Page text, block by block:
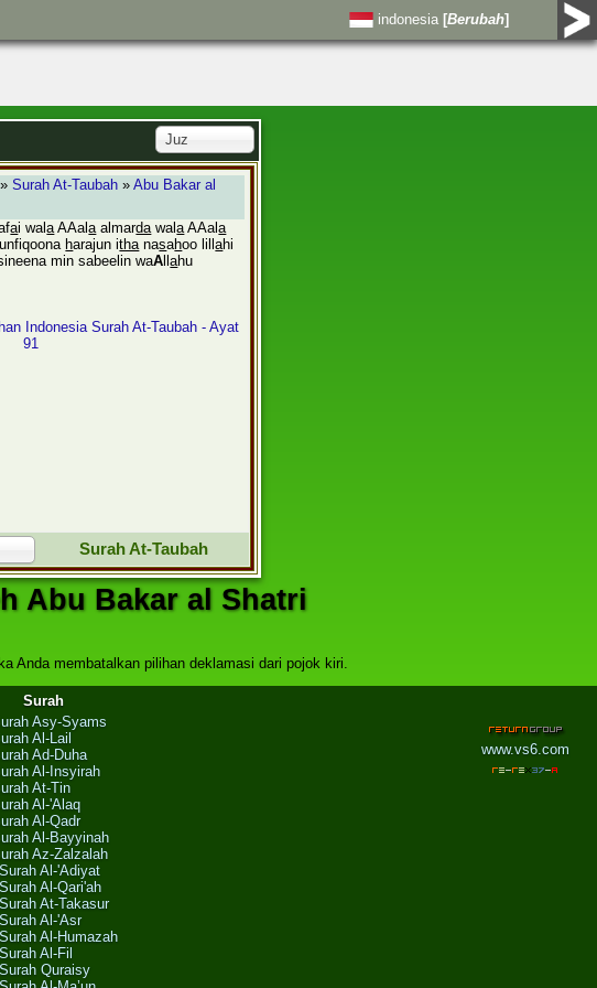
indonesia [Berubah]
Juz
»Surah At-Taubah »Abu Bakar al
ai walaAAalaalmardawalaAAala
harajun ithanasahoo lillahi
min sabeelin waA llahu
Indonesia Surah At-Taubah - Ayat
91
Surah At-Taubah
Abu Bakar al Shatri
Anda membatalkan pilihan deklamasi dari pojok kiri.
Surah
Asy-Syams
Al-Lail
Ad-Duha
Al-Insyirah
At-Tin
Al-'Alaq
Al-Qadr
Al-Bayyinah
Az-Zalzalah
Surah Al-'Adiyat
Surah Al-Qari'ah
Surah At-Takasur
Surah Al-'Asr
Surah Al-Humazah
Surah Al-Fil
Surah Quraisy
www.vs6.com